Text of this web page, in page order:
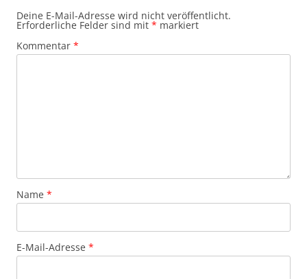
Deine E-Mail-Adresse wird nicht veröffentlicht.
Erforderliche Felder sind mit * markiert
Kommentar *
Name *
E-Mail-Adresse *